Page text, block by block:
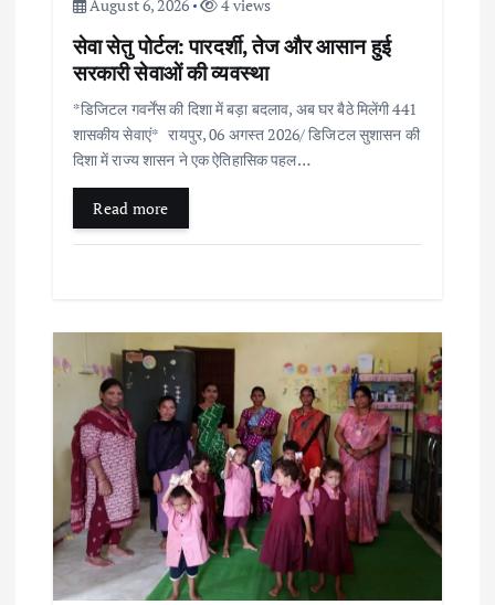
August 6, 2026
4 views
सेवा सेतु पोर्टल: पारदर्शी, तेज और आसान हुई
सरकारी सेवाओं की व्यवस्था
*डिजिटल गवर्नेंस की दिशा में बड़ा बदलाव, अब घर बैठे मिलेंगी 441
शासकीय सेवाएं* रायपुर, 06 अगस्त 2026/ डिजिटल सुशासन की
दिशा में राज्य शासन ने एक ऐतिहासिक पहल…
Read more